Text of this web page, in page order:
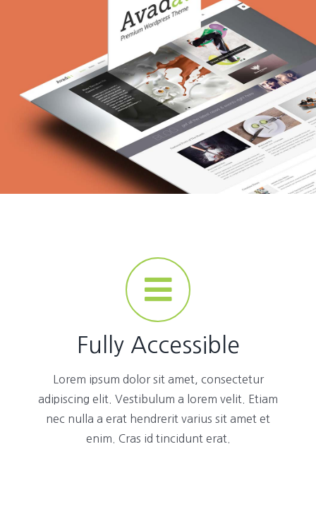
Fully Accessible
Lorem ipsum dolor sit amet, consectetur
adipiscing elit. Vestibulum a lorem velit. Etiam
nec nulla a erat hendrerit varius sit amet et
enim. Cras id tincidunt erat.